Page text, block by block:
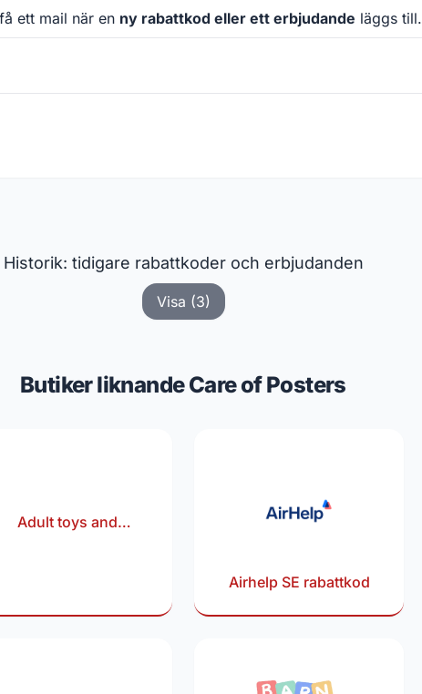
ett mail när en ny rabattkod eller ett erbjudande läggs till.
Historik: tidigare rabattkoder och erbjudanden
Visa (3)
Butiker liknande Care of Posters
Adult toys and
Airhelp SE rabattkod